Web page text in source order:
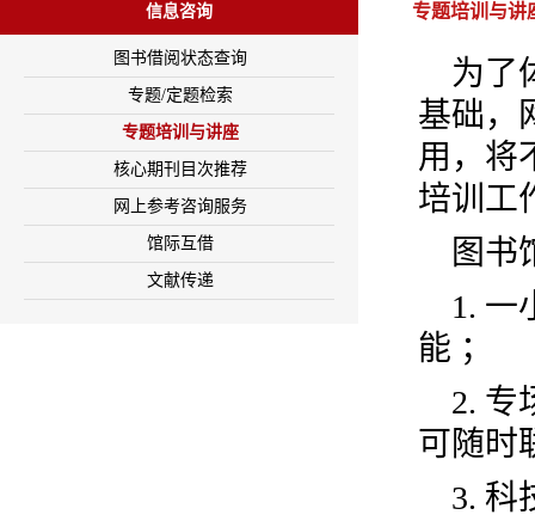
信息咨询
图书借阅状态查询
专题/定题检索
专题培训与讲座
核心期刊目次推荐
网上参考咨询服务
馆际互借
文献传递
专题培训与讲
为了
基础，
用，将
培训工
图书
1. 一
能 ；
2. 专
可随时
3. 科